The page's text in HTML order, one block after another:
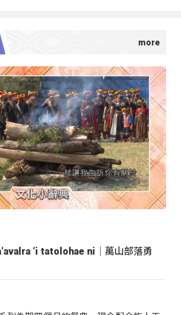
‘i tatolohae ni｜萬山部落勇